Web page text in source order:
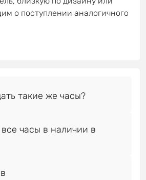
о поступлении аналогичного
часы в наличии в